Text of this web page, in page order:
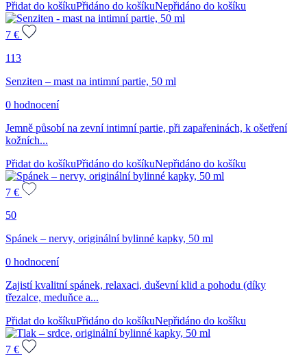
Přidat do košíkuPřidáno do košíkuNepřidáno do košíku
7 €
113
Senziten – mast na intimní partie, 50 ml
0 hodnocení
Jemně působí na zevní intimní partie, při zapařeninách, k ošetření
kožních...
Přidat do košíkuPřidáno do košíkuNepřidáno do košíku
7 €
50
Spánek – nervy, originální bylinné kapky, 50 ml
0 hodnocení
Zajistí kvalitní spánek, relaxaci, duševní klid a pohodu (díky
třezalce, meduňce a...
Přidat do košíkuPřidáno do košíkuNepřidáno do košíku
7 €